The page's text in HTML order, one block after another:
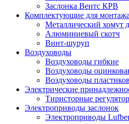
Заслонка Вентс КРВ
Комплектующие для монтажа
Металлический хомут
Алюминиевый скотч
Винт-шуруп
Воздуховоды
Воздуховоды гибкие
Воздуховоды
Воздуховоды
Электрические
Тиристорные
Электроприводы заслонок
Электроприводы